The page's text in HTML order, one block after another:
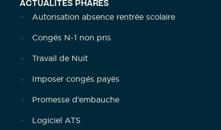
ACTUALITÉS PHARES
Autorisation absence rentrée scolaire
Congés N-1 non pris
Travail de Nuit
Imposer congés payés
Promesse d’embauche
Logiciel ATS